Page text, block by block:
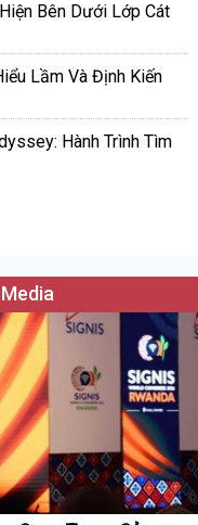
Bên Dưới Lớp Cát
Lầm Và Định Kiến
Hành Trình Tìm